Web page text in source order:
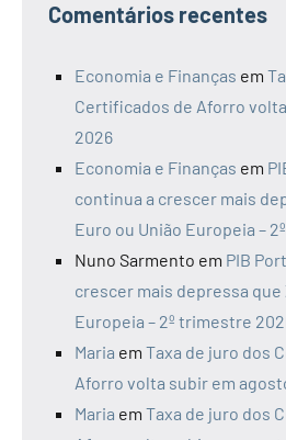
Comentários recentes
Economia e Finanças em
Certificados de Aforro
2026
Economia e Finanças em
continua a crescer mais
Euro ou União Europeia –
Nuno Sarmento em PIB
crescer mais depressa que
Europeia – 2º trimestre
Maria em Taxa de juro dos
Aforro volta subir em
Maria em Taxa de juro dos